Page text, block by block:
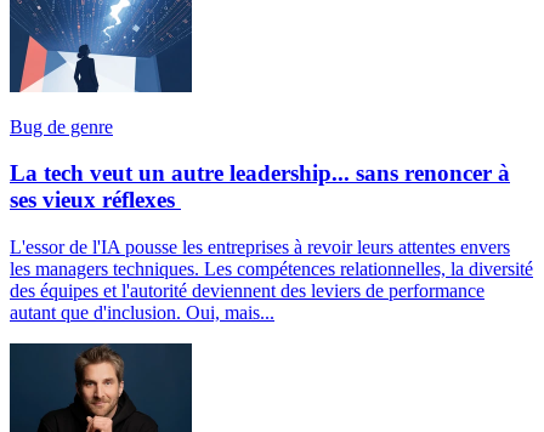
Bug de genre
La tech veut un autre leadership... sans renoncer à
ses vieux réflexes
L'essor de l'IA pousse les entreprises à revoir leurs attentes envers
les managers techniques. Les compétences relationnelles, la diversité
des équipes et l'autorité deviennent des leviers de performance
autant que d'inclusion. Oui, mais...